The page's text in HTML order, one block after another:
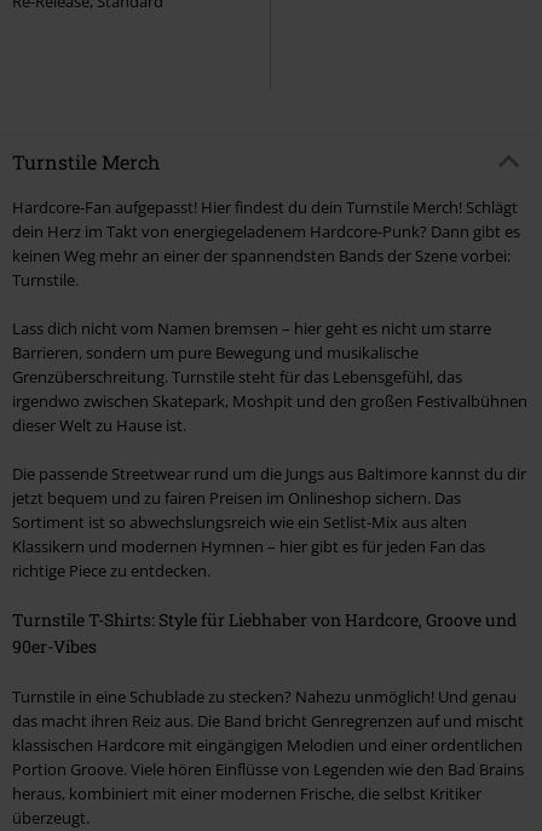
Turnstile Merch
Hardcore-Fan aufgepasst! Hier findest du dein Turnstile Merch! Schlägt
dein Herz im Takt von energiegeladenem Hardcore-Punk? Dann gibt es
keinen Weg mehr an einer der spannendsten Bands der Szene vorbei:
Turnstile.
Lass dich nicht vom Namen bremsen – hier geht es nicht um starre
Barrieren, sondern um pure Bewegung und musikalische
Grenzüberschreitung. Turnstile steht für das Lebensgefühl, das
irgendwo zwischen Skatepark, Moshpit und den großen Festivalbühnen
dieser Welt zu Hause ist.
Die passende Streetwear rund um die Jungs aus Baltimore kannst du dir
jetzt bequem und zu fairen Preisen im Onlineshop sichern. Das
Sortiment ist so abwechslungsreich wie ein Setlist-Mix aus alten
Klassikern und modernen Hymnen – hier gibt es für jeden Fan das
richtige Piece zu entdecken.
Turnstile T-Shirts: Style für Liebhaber von Hardcore, Groove und
90er-Vibes
Turnstile in eine Schublade zu stecken? Nahezu unmöglich! Und genau
das macht ihren Reiz aus. Die Band bricht Genregrenzen auf und mischt
klassischen Hardcore mit eingängigen Melodien und einer ordentlichen
Portion Groove. Viele hören Einflüsse von Legenden wie den Bad Brains
heraus, kombiniert mit einer modernen Frische, die selbst Kritiker
überzeugt.